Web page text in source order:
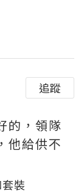
追蹤
的，領隊
他給供不